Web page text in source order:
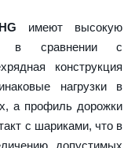
HG имеют высокую
в сравнении с
конструкция
нагрузки в
а профиль дорожки
с шариками, что в
допустимых